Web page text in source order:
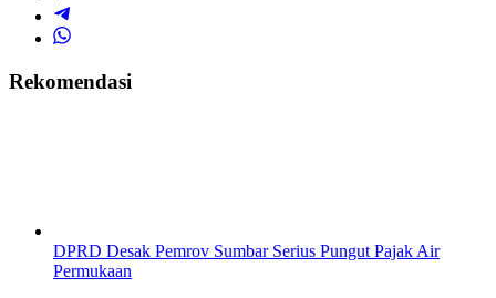
Rekomendasi
DPRD Desak Pemrov Sumbar Serius Pungut Pajak Air
Permukaan